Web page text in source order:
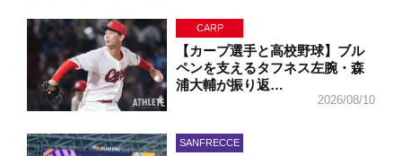
CARP
【カープ選手と高校野球】ブル
ペンを支えるタフネス左腕・森
浦大輔が振り返…
2026/08/10
SANFRECCE